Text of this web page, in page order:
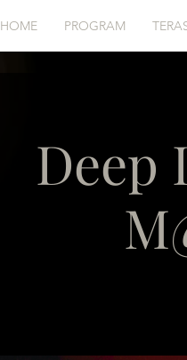
HOME PROGRAM
Deep